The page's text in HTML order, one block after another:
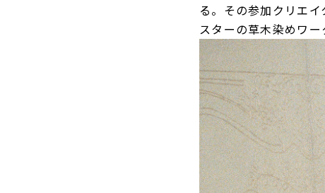
る。その参加クリエ
スターの草木染めワ